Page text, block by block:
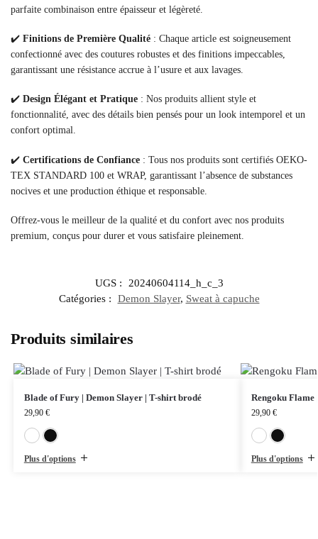
parfaite combinaison entre épaisseur et légèreté.
✔️ Finitions de Première Qualité : Chaque article est soigneusement
confectionné avec des coutures robustes et des finitions impeccables,
garantissant une résistance accrue à l’usure et aux lavages.
✔️ Design Élégant et Pratique : Nos produits allient style et
fonctionnalité, avec des détails bien pensés pour un look intemporel et un
confort optimal.
✔️ Certifications de Confiance : Tous nos produits sont certifiés OEKO-
TEX STANDARD 100 et WRAP, garantissant l’absence de substances
nocives et une production éthique et responsable.
Offrez-vous le meilleur de la qualité et du confort avec nos produits
premium, conçus pour durer et vous satisfaire pleinement.
UGS :
20240604114_h_c_3
Catégories :
Demon Slayer, Sweat à capuche
Produits similaires
Blade of Fury | Demon Slayer | T-shirt brodé
29,90 €
Plus d'options
Rengoku Flame
29,90 €
Plus d'options